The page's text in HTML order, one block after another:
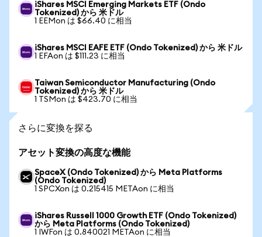
iShares MSCI Emerging Markets ETF (Ondo
Tokenized) から 米ドル
1 EEMon は $66.40 に相当
iShares MSCI EAFE ETF (Ondo Tokenized) から 米ドル
1 EFAon は $111.23 に相当
Taiwan Semiconductor Manufacturing (Ondo
Tokenized) から 米ドル
1 TSMon は $423.70 に相当
さらに変換を探る
アセット変換の高度な機能
SpaceX (Ondo Tokenized) から Meta Platforms
(Ondo Tokenized)
1 SPCXon は 0.215415 METAon に相当
iShares Russell 1000 Growth ETF (Ondo Tokenized)
から Meta Platforms (Ondo Tokenized)
1 IWFon は 0.840021 METAon に相当